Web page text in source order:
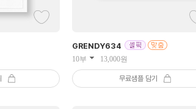
GRENDY634
10부 13,000원
무료샘플 담기